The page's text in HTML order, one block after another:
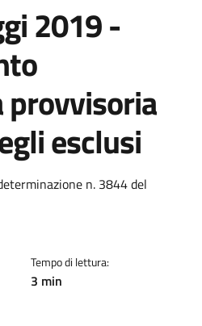
2019 -
esclusi
n. 3844 del
Tempo di lettura:
3 min